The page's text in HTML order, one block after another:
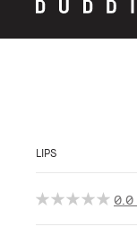
LIPS
0.0